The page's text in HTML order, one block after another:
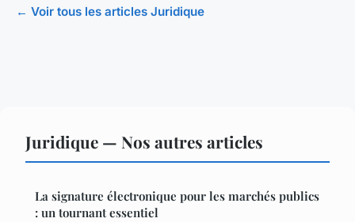
← Voir tous les articles Juridique
Juridique — Nos autres articles
La signature électronique pour les marchés publics
: un tournant essentiel